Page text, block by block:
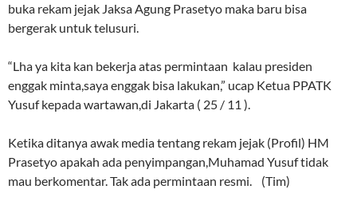
buka rekam jejak Jaksa Agung Prasetyo maka baru bisa
bergerak untuk telusuri.
“Lha ya kita kan bekerja atas permintaan kalau presiden
enggak minta,saya enggak bisa lakukan,” ucap Ketua PPATK
Yusuf kepada wartawan,di Jakarta ( 25 / 11 ).
Ketika ditanya awak media tentang rekam jejak (Profil) HM
Prasetyo apakah ada penyimpangan,Muhamad Yusuf tidak
mau berkomentar. Tak ada permintaan resmi. (Tim)